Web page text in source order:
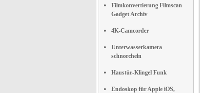
Filmkonvertierung Filmscan
Gadget Archiv
4K-Camcorder
Unterwasserkamera
schnorcheln
Haustür-Klingel Funk
Endoskop für Apple iOS,